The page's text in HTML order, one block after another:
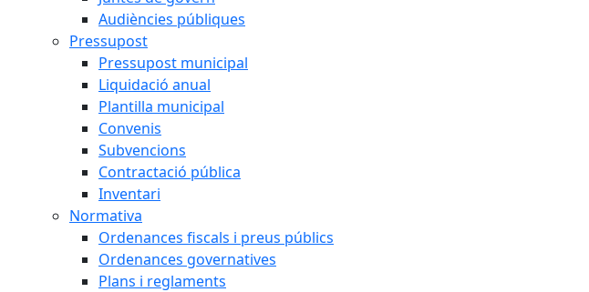
Audiències públiques
Pressupost
Pressupost municipal
Liquidació anual
Plantilla municipal
Convenis
Subvencions
Contractació pública
Inventari
Normativa
Ordenances fiscals i preus públics
Ordenances governatives
Plans i reglaments